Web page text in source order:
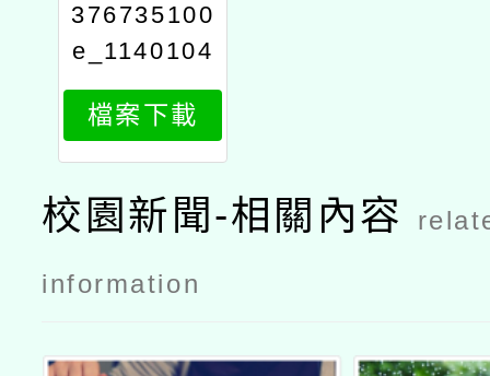
376735100
e_1140104
977_attach
1
檔案下載
校園新聞-相關內容
information